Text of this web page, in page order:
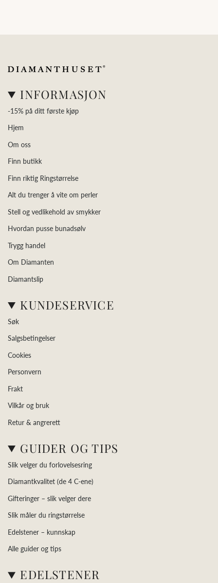
INFORMASJON
-15% på ditt første kjøp
Hjem
Om oss
Finn butikk
Finn riktig Ringstørrelse
Alt du trenger å vite om perler
Stell og vedlikehold av smykker
Hvordan pusse bunadsølv
Trygg handel
Om Diamanten
Diamantslip
KUNDESERVICE
Søk
Salgsbetingelser
Cookies
Personvern
Frakt
Vilkår og bruk
Retur & angrerett
GUIDER OG TIPS
Slik velger du forlovelsesring
Diamantkvalitet (de 4 C-ene)
Gifteringer – slik velger dere
Slik måler du ringstørrelse
Edelstener – kunnskap
Alle guider og tips
EDELSTENER